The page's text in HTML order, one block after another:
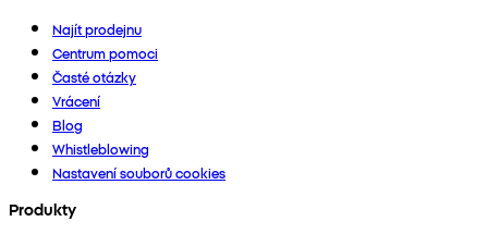
Najít prodejnu
Centrum pomoci
Časté otázky
Vrácení
Blog
Whistleblowing
Nastavení souborů cookies
Produkty